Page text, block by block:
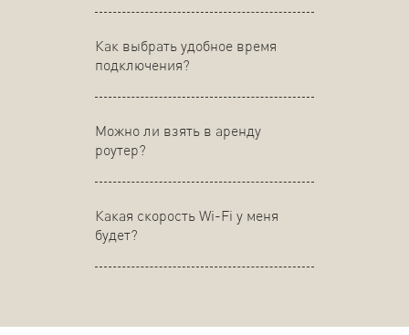
Как выбрать удобное время
подключения?
Можно ли взять в аренду
роутер?
Какая скорость Wi-Fi у меня
будет?